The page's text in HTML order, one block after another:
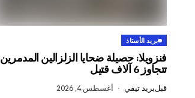
بريد الأستاذ
فنزويلا: حصيلة ضحايا الزلزالين المدمرين
تتجاوز 6 آلاف قتيل
قبلبريد تيفي أغسطس 4, 2026